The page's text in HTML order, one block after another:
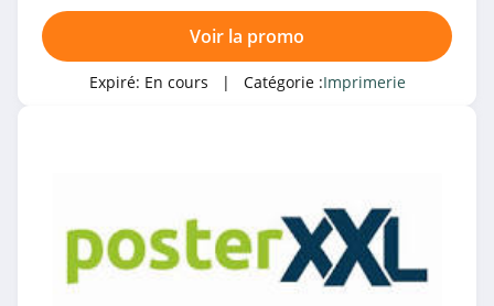
Venez très vite!
Voir la promo
Expiré: En cours | Catégorie :Imprimerie